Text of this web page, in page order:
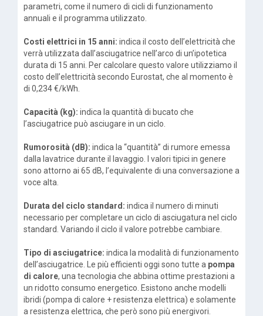
parametri, come il numero di cicli di funzionamento
annuali e il programma utilizzato.
Costi elettrici in 15 anni: indica il costo dell’elettricità che
verrà utilizzata dall’asciugatrice nell’arco di un’ipotetica
durata di 15 anni. Per calcolare questo valore utilizziamo il
costo dell’elettricità secondo Eurostat, che al momento è
di 0,234 €/kWh.
Capacità (kg): indica la quantità di bucato che
l’asciugatrice può asciugare in un ciclo.
Rumorosità (dB): indica la “quantità” di rumore emessa
dalla lavatrice durante il lavaggio. I valori tipici in genere
sono attorno ai 65 dB, l’equivalente di una conversazione a
voce alta.
Durata del ciclo standard: indica il numero di minuti
necessario per completare un ciclo di asciugatura nel ciclo
standard. Variando il ciclo il valore potrebbe cambiare.
Tipo di asciugatrice: indica la modalità di funzionamento
dell’asciugatrice. Le più efficienti oggi sono tutte a pompa
di calore, una tecnologia che abbina ottime prestazioni a
un ridotto consumo energetico. Esistono anche modelli
ibridi (pompa di calore + resistenza elettrica) e solamente
a resistenza elettrica, che però sono più energivori.